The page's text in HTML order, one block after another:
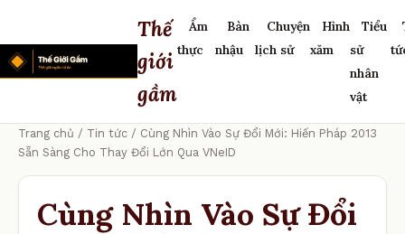
Thế
giới
gầm
Ẩm
thực
Bàn
nhậu
Chuyện
lịch sử
Hình
xăm
Tiểu
sử
nhân
vật
Trang chủ / Tin tức / Cùng Nhìn Vào Sự Đổi Mới: Hiến Pháp 2013
Sẵn Sàng Cho Thay Đổi Lớn Qua VNeID
Cùng Nhìn Vào Sự Đổi